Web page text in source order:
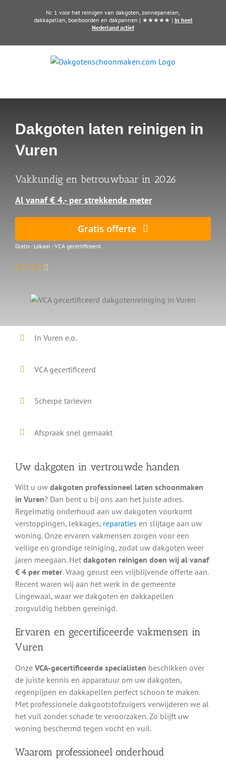
Nr. 1 voor het reinigen van dakgoten, zonnepanelen,
dakkapellen, boeiboorden en dakpannen | ★★★★★ | In heel
Nederland actief
Dakgoten laten reinigen in
Vuren
Vakkundig en betrouwbaar in 2026
Al vanaf € 4,- per strekkende meter
Gratis offerte
Gratis - Lokaal - VCA gecertificeerd
In Vuren e.o.
VCA gecertificeerd
Scherpe tarieven
Afspraak snel gemaakt
Uw dakgoten in vertrouwde handen
Wilt u uw dakgoten professioneel laten schoonmaken
in Vuren? Dan bent u bij ons aan het juiste adres.
Regelmatig onderhoud aan uw dakgoten voorkomt
verstoppingen, lekkages, reparaties en slijtage aan uw
woning. Onze ervaren vakmensen zorgen voor een
veilige en grondige reiniging, zodat uw dakgoten weer
jaren meegaan. Het dakgoten reinigen doen wij al vanaf
€ 4 per meter. Vraag gerust een vrijblijvende offerte aan.
Recent waren wij aan het werk in de gemeente
Lingewaal, waar we dakgoten en dakkapellen
zorgvuldig hebben gereinigd.
Ervaren en gecertificeerde vakmensen in
Vuren
Onze VCA-gecertificeerde specialisten beschikken over
de juiste kennis en apparatuur om uw dakgoten,
regenpijpen en dakkapellen perfect schoon te maken.
Met professionele dakgootstofzuigers verwijderen we al
het vuil zonder schade te veroorzaken. Zo blijft uw
woning beschermd tegen vocht en vuil.
Waarom professioneel onderhoud